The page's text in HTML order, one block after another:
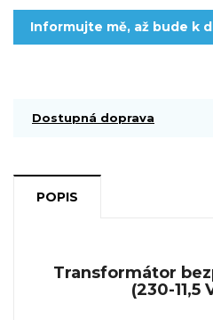
Informujte mě, až bude k
Dostupná doprava
POPIS
Transformátor
(230-11,5